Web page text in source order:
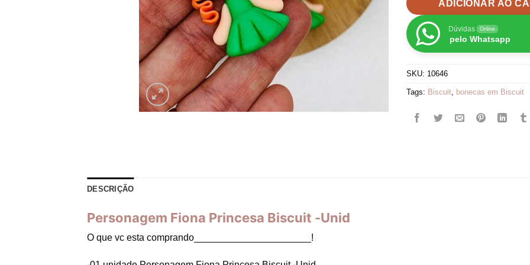
ADICIONAR AO
Dúvidas Online
pelo Whatsapp
SKU: 10646
Tags: Biscuit, bonecas em Biscuit
DESCRIÇÃO
Personagem Fiona Princesa Biscuit -Unid
O que vc esta comprando______________________!